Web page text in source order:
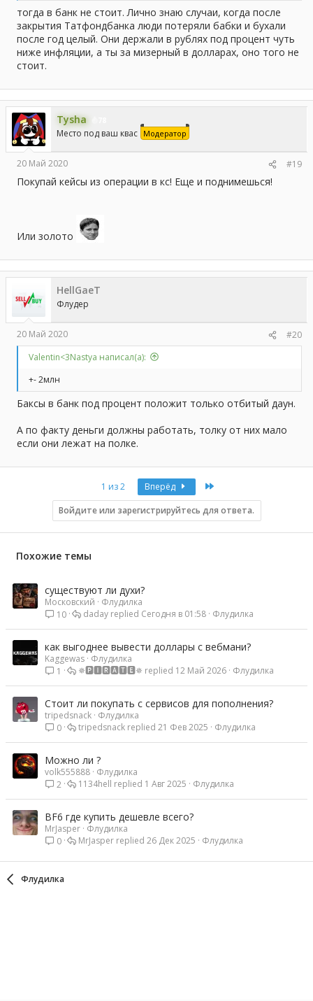
тогда в банк не стоит. Лично знаю случаи, когда после
закрытия Татфондбанка люди потеряли бабки и бухали
после год целый. Они держали в рублях под процент чуть
ниже инфляции, а ты за мизерный в долларах, оно того не
стоит.
Tysha
Место под ваш квас Модератор
20 Май 2020 #19
Покупай кейсы из операции в кс! Еще и поднимешься!
Или золото
HellGaeT
Флудер
20 Май 2020
#20
Valentin<3Nastya написал(а):
+- 2млн
Баксы в банк под процент положит только отбитый даун.
А по факту деньги должны работать, толку от них мало
если они лежат на полке.
1 из 2 Вперёд
Войдите или зарегистрируйтесь для ответа.
Похожие темы
существуют ли духи?
Московский
Флудилка
10
Флудилка
Сегодня в 01:58
daday
как выгоднее вывести доллары с вебмани?
Kaggewas Флудилка
1
Флудилка
12 Май 2026
✵🅿🅸🆁🅰🆃🅴✵
Стоит ли покупать с сервисов для пополнения?
tripedsnack Флудилка
0
Флудилка
21 Фев 2025
tripedsnack
Можно ли ?
volk555888 Флудилка
2
Флудилка
1 Авг 2025
1134hell
BF6 где купить дешевле всего?
MrJasper Флудилка
0
Флудилка
26 Дек 2025
MrJasper
Флудилка